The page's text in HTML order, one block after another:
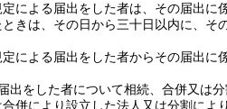
定による届出をした者は、その届出に
きは、その日から三十日以内に、そ
定による届出をした者からその届出に
出をした者について相続、合併又は分
併により設立した法人又は分割によ